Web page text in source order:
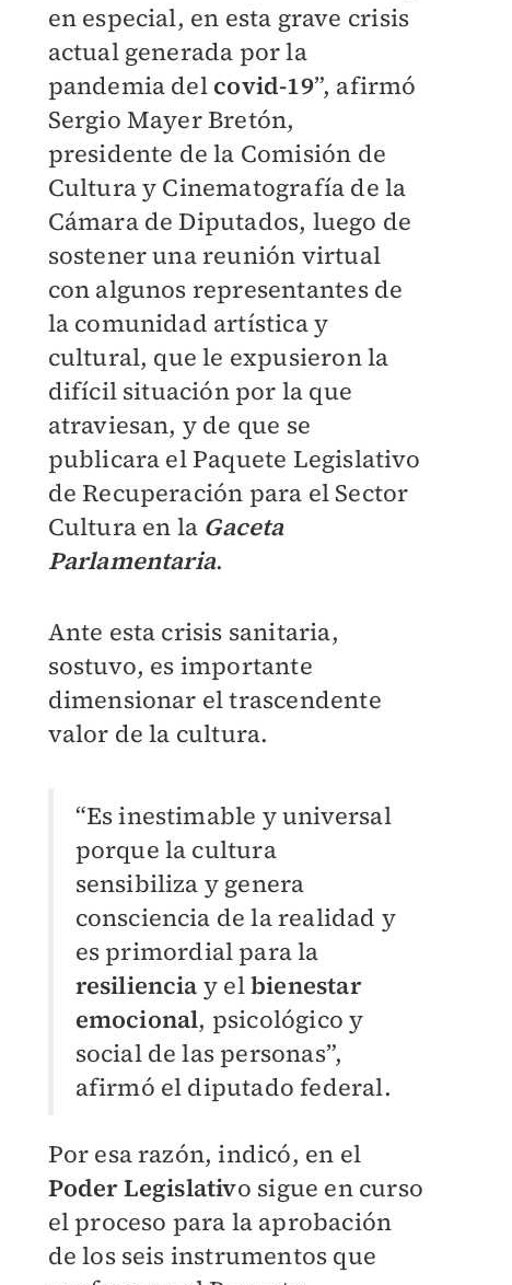
en especial, en esta grave crisis
actual generada por la
pandemia del covid-19”, afirmó
Sergio Mayer Bretón,
presidente de la Comisión de
Cultura y Cinematografía de la
Cámara de Diputados, luego de
sostener una reunión virtual
con algunos representantes de
la comunidad artística y
cultural, que le expusieron la
difícil situación por la que
atraviesan, y de que se
publicara el Paquete Legislativo
de Recuperación para el Sector
Cultura en la Gaceta
Parlamentaria.
Ante esta crisis sanitaria,
sostuvo, es importante
dimensionar el trascendente
valor de la cultura.
“Es inestimable y universal
porque la cultura
sensibiliza y genera
consciencia de la realidad y
es primordial para la
resiliencia y elbienestar
emocional, psicológico y
social de las personas”,
afirmó el diputado federal.
Por esa razón, indicó, en el
Poder Legislativo sigue en curso
el proceso para la aprobación
de los seis instrumentos que